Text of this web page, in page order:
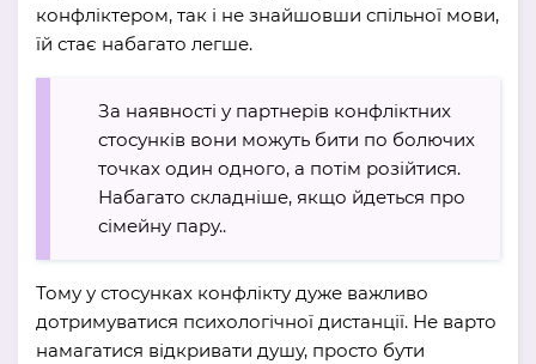
конфліктером, так і не знайшовши спільної мови,
їй стає набагато легше.
За наявності у партнерів конфліктних
стосунків вони можуть бити по болючих
точках один одного, а потім розійтися.
Набагато складніше, якщо йдеться про
сімейну пару..
Тому у стосунках конфлікту дуже важливо
дотримуватися психологічної дистанції. Не варто
намагатися відкривати душу, просто бути